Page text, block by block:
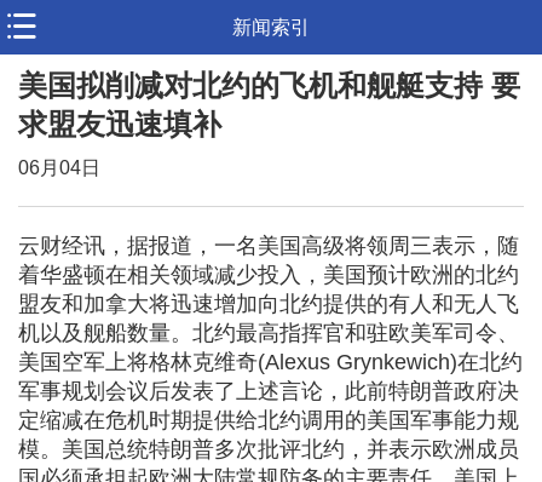
新闻索引
美国拟削减对北约的飞机和舰艇支持 要
求盟友迅速填补
06月04日
云财经讯，据报道，一名美国高级将领周三表示，随
着华盛顿在相关领域减少投入，美国预计欧洲的北约
盟友和加拿大将迅速增加向北约提供的有人和无人飞
机以及舰船数量。北约最高指挥官和驻欧美军司令、
美国空军上将格林克维奇(Alexus Grynkewich)在北约
军事规划会议后发表了上述言论，此前特朗普政府决
定缩减在危机时期提供给北约调用的美国军事能力规
模。美国总统特朗普多次批评北约，并表示欧洲成员